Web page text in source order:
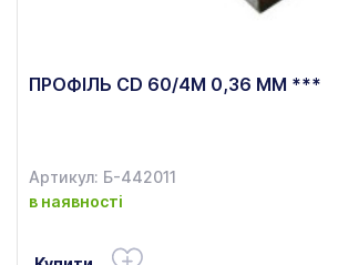
ПРОФІЛЬ CD 60/4М 0,36 ММ ***
Артикул: Б-442011
в наявності